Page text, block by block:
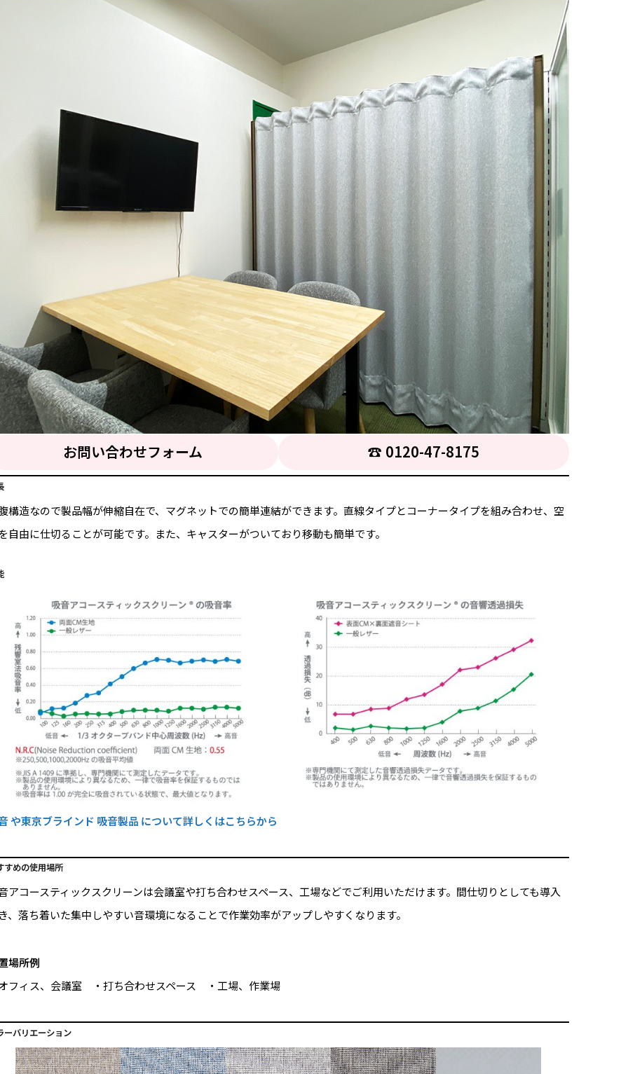
お問い合わせフォーム ☎︎ 0120-47-8175
構造なので製品幅が伸縮自在で、マグネットでの簡単連結ができます。直線タイプとコーナータイプを組み合わせ、空
自由に仕切ることが可能です。また、キャスターがついており移動も簡単です。
や東京ブラインド 吸音製品 について詳しくはこちらから
すめの使用場所
アコースティックスクリーンは会議室や打ち合わせスペース、工場などでご利用いただけます。間仕切りとしても導入
、落ち着いた集中しやすい音環境になることで作業効率がアップしやすくなります。
場所例
フィス、会議室 ・打ち合わせスペース ・工場、作業場
ーバリエーション